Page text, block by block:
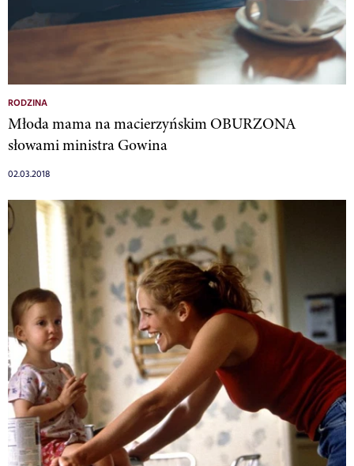
RODZINA
Młoda mama na macierzyńskim OBURZONA
słowami ministra Gowina
02.03.2018